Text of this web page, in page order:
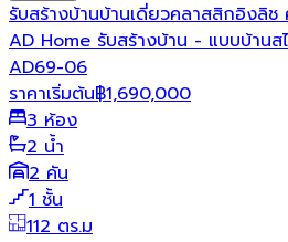
รับสร้างบ้านบ้านเดี่ยวคลาสสิกอิงลิช
AD Home รับสร้างบ้าน - แบบบ้าน
AD69-06
ราคาเริ่มต้น฿1,690,000
3 ห้อง
2 น้ำ
2 คัน
1 ชั้น
112 ตร.ม